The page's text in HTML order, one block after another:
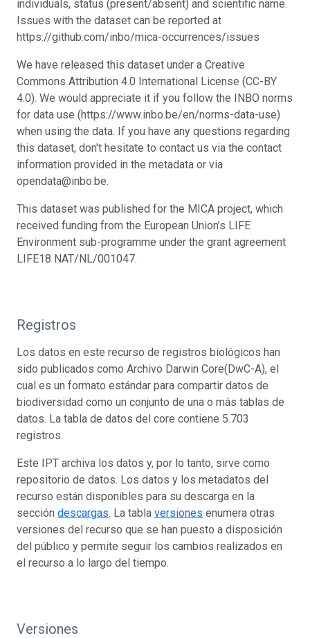
individuals, status (present/absent) and scientific name.
Issues with the dataset can be reported at
https://github.com/inbo/mica-occurrences/issues
We have released this dataset under a Creative
Commons Attribution 4.0 International License (CC-BY
4.0). We would appreciate it if you follow the INBO norms
for data use (https://www.inbo.be/en/norms-data-use)
when using the data. If you have any questions regarding
this dataset, don't hesitate to contact us via the contact
information provided in the metadata or via
opendata@inbo.be.
This dataset was published for the MICA project, which
received funding from the European Union’s LIFE
Environment sub-programme under the grant agreement
LIFE18 NAT/NL/001047.
Registros
Los datos en este recurso de registros biológicos han
sido publicados como Archivo Darwin Core(DwC-A), el
cual es un formato estándar para compartir datos de
biodiversidad como un conjunto de una o más tablas de
datos. La tabla de datos del core contiene 5.703
registros.
Este IPT archiva los datos y, por lo tanto, sirve como
repositorio de datos. Los datos y los metadatos del
recurso están disponibles para su descarga en la
sección descargas. La tabla versiones enumera otras
versiones del recurso que se han puesto a disposición
del público y permite seguir los cambios realizados en
el recurso a lo largo del tiempo.
Versiones